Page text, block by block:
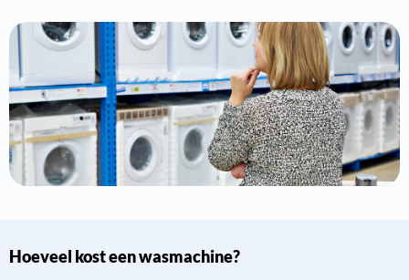
Hoeveel kost een wasmachine?